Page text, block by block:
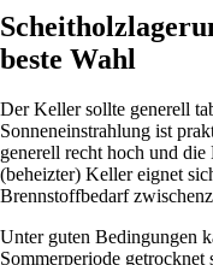
beste Wahl
Der Keller sollte generell
Sonneneinstrahlung ist
generell recht hoch und
(beheizter) Keller eignet
Brennstoffbedarf
Unter guten Bedingungen
Sommerperiode getrocknet